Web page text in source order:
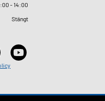
:00 - 14:00
Stängt